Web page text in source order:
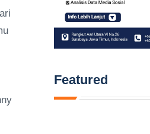
Featured